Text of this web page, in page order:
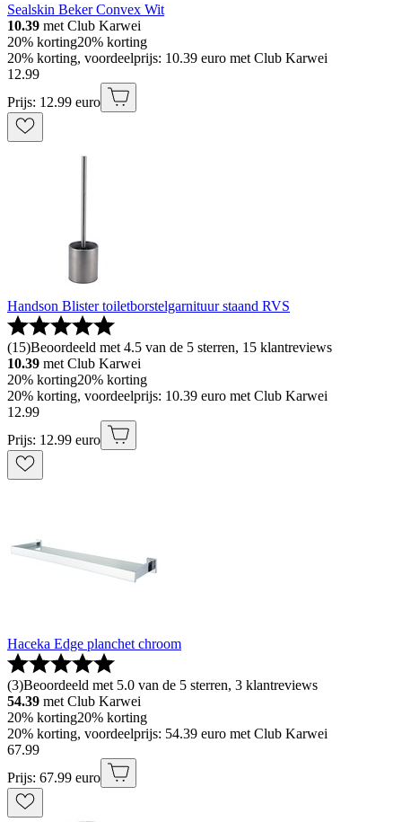
Sealskin Beker Convex Wit
10.39 met Club Karwei
20% korting20% korting
20% korting, voordeelprijs: 10.39 euro met Club Karwei
12.99
Prijs: 12.99 euro
Handson Blister toiletborstelgarnituur staand RVS
(15)Beoordeeld met 4.5 van de 5 sterren, 15 klantreviews
10.39 met Club Karwei
20% korting20% korting
20% korting, voordeelprijs: 10.39 euro met Club Karwei
12.99
Prijs: 12.99 euro
Haceka Edge planchet chroom
(3)Beoordeeld met 5.0 van de 5 sterren, 3 klantreviews
54.39 met Club Karwei
20% korting20% korting
20% korting, voordeelprijs: 54.39 euro met Club Karwei
67.99
Prijs: 67.99 euro